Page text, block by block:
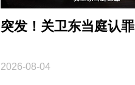
突发！关卫东当庭认罪
2026-08-04